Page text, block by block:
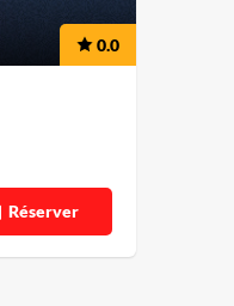
0.0
Réserver